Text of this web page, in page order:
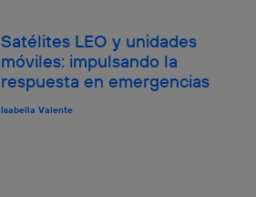
Satélites LEO y unidades
móviles: impulsando la
respuesta en emergencias
Isabella Valente